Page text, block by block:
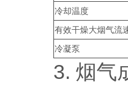
冷却温度
有效干燥大烟气流
冷凝泵
3. 烟气